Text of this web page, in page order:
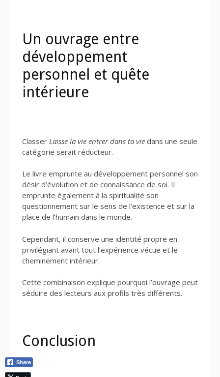
Un ouvrage entre
développement
personnel et quête
intérieure
Classer Laisse la vie entrer dans ta vie dans une seule
catégorie serait réducteur.
Le livre emprunte au développement personnel son
désir d’évolution et de connaissance de soi. Il
emprunte également à la spiritualité son
questionnement sur le sens de l’existence et sur la
place de l’humain dans le monde.
Cependant, il conserve une identité propre en
privilégiant avant tout l’expérience vécue et le
cheminement intérieur.
Cette combinaison explique pourquoi l’ouvrage peut
séduire des lecteurs aux profils très différents.
Conclusion
Share